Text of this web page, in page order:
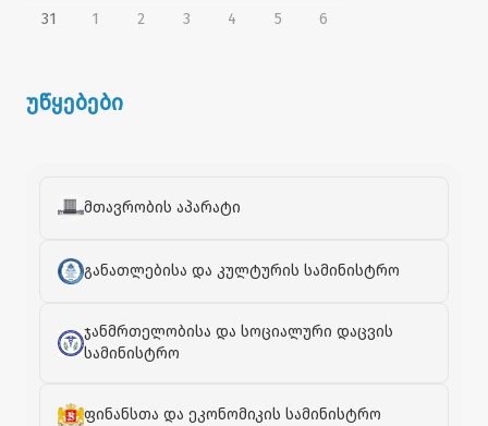
31
1 2 3 4 5 6
უწყებები
მთავრობის აპარატი
განათლებისა და კულტურის სამინისტრო
ჯანმრთელობისა და სოციალური დაცვის
სამინისტრო
ფინანსთა და ეკონომიკის სამინისტრო